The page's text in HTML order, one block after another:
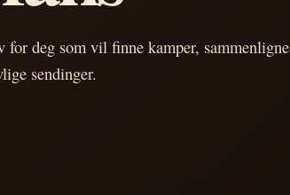
for deg som vil finne kamper, sammenligne
sendinger.